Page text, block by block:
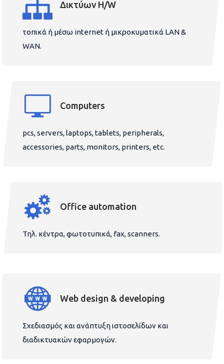
Δικτύων H/W
τοπικά ή μέσω internet ή μικροκυματικά LAN &
WAN.
Computers
pcs, servers, laptops, tablets, peripherals,
accessories, parts, monitors, printers, etc.
Office automation
Τηλ. κέντρα, φωτοτυπικά, fax, scanners.
Web design & developing
Σχεδιασμός και ανάπτυξη ιστοσελίδων και
διαδικτυακών εφαρμογών.